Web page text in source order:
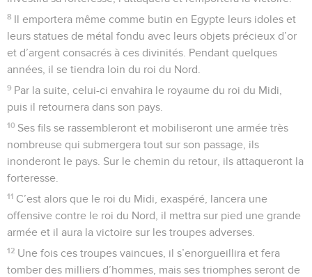
8 Il emportera même comme butin en Egypte leurs idoles et
leurs statues de métal fondu avec leurs objets précieux d’or
et d’argent consacrés à ces divinités. Pendant quelques
années, il se tiendra loin du roi du Nord.
9 Par la suite, celui-ci envahira le royaume du roi du Midi,
puis il retournera dans son pays.
10 Ses fils se rassembleront et mobiliseront une armée très
nombreuse qui submergera tout sur son passage, ils
inonderont le pays. Sur le chemin du retour, ils attaqueront la
forteresse.
11 C’est alors que le roi du Midi, exaspéré, lancera une
offensive contre le roi du Nord, il mettra sur pied une grande
armée et il aura la victoire sur les troupes adverses.
12 Une fois ces troupes vaincues, il s’enorgueillira et fera
tomber des milliers d’hommes, mais ses triomphes seront de